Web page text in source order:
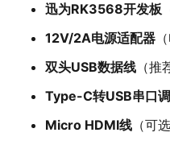
迅为RK3568开发板
12V/2A电源适配器
双头USB数据线 （
Type-C转USB串口
Micro HDMI线 （可